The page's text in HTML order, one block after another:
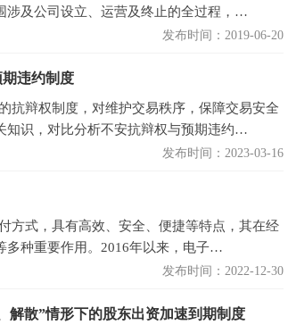
涉及公司设立、运营及终止的全过程，…
发布时间：2019-06-20
违约制度
抗辩权制度，对维护交易秩序，保障交易安全
知识，对比分析不安抗辩权与预期违约…
发布时间：2023-03-16
方式，具有高效、安全、便捷等特点，其在经
多种重要作用。2016年以来，电子…
发布时间：2022-12-30
散”情形下的股东出资加速到期制度